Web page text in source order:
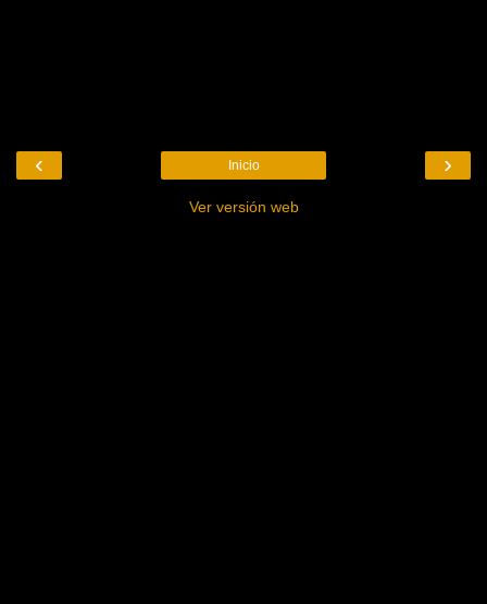
‹ ›
Inicio
Ver versión web